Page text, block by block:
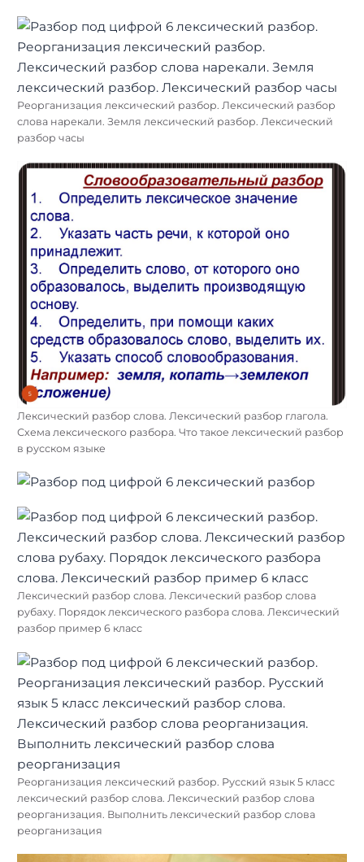
Реорганизация лексический разбор. Лексический разбор
слова нарекали. Земля лексический разбор. Лексический
разбор часы
Лексический разбор слова. Лексический разбор глагола.
Схема лексического разбора. Что такое лексический разбор
в русском языке
Лексический разбор слова. Лексический разбор слова
рубаху. Порядок лексического разбора слова. Лексический
разбор пример 6 класс
Реорганизация лексический разбор. Русский язык 5 класс
лексический разбор слова. Лексический разбор слова
реорганизация. Выполнить лексический разбор слова
реорганизация
Найти: